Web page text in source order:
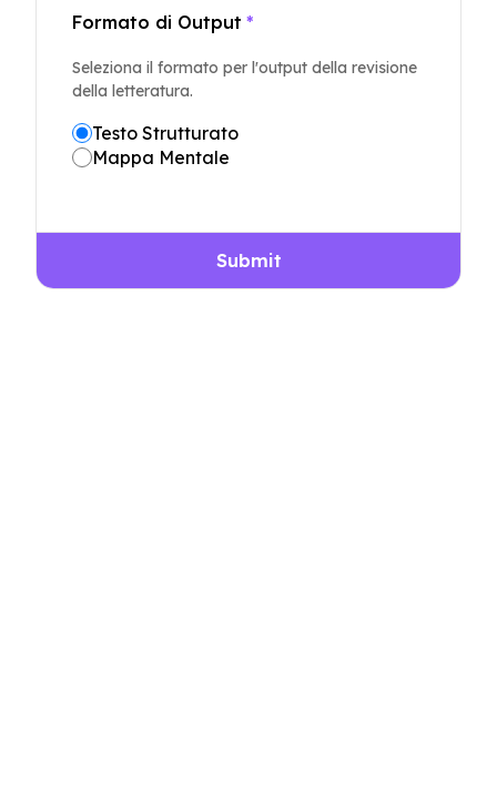
Formato di Output *
Seleziona il formato per l'output della revisione
della letteratura.
Testo Strutturato
Mappa Mentale
Submit